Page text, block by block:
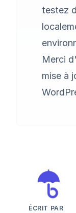
testez
Merci
mise à
ÉCRIT PAR